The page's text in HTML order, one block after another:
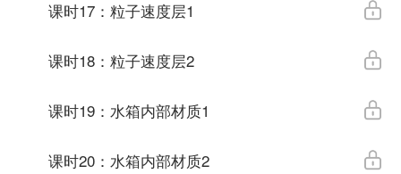
课时17：粒子速度层1
课时18：粒子速度层2
课时19：水箱内部材质1
课时20：水箱内部材质2